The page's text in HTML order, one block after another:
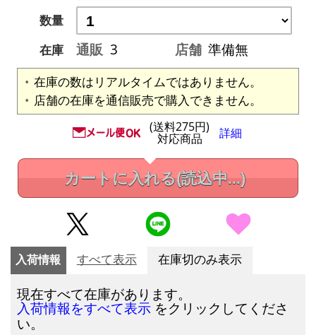
数量
在庫
通販 3 店舗 準備無
在庫の数はリアルタイムではありません。
店舗の在庫を通信販売で購入できません。
(送料275円)
対応商品 詳細
カートに入れる(読込中...)
入荷情報 すべて表示 在庫切のみ表示
現在すべて在庫があります。
入荷情報をすべて表示 をクリックしてくださ
い。